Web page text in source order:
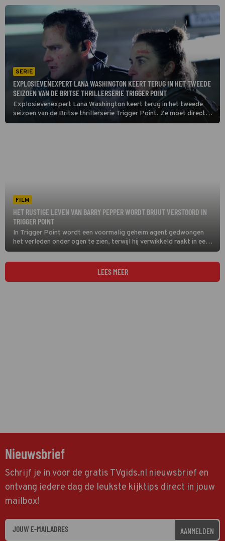
SERIE
EXPLOSIEVENEXPERT LANA WASHINGTON KEERT TERUG IN HET TWEEDE
SEIZOEN VAN DE BRITSE THRILLERSERIE TRIGGER POINT
Explosievenexpert Lana Washington keert terug in het tweede
seizoen van de Britse thrillerserie Trigger Point. Ze moet direct
weer aan de bak als terroristen een Londense elektriciteitscentrale
FILM
HET RUSTIGE LEVEN VAN BARRY PEPPER WORDT BRUUT VERSTOORD IN
TRIGGER POINT
In Trigger Point wordt een voormalig geheim agent gedwongen
het verleden onder ogen te zien, terwijl hij verwikkeld raakt in een
dodelijk complot.
LEES MEER
Nieuwsbrief
Schrijf je in voor de gratis TVgids.nl nieuwsbrief en
ontvang iedere dag de leukste kijktips direct in jouw
mailbox!
AANMELDEN